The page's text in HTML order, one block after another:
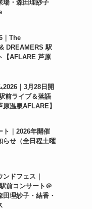
場・森田理紗子
｜The
DREAMERS 駅
【AFLARE 芦原
2026｜3月28日開
前ライブ＆落語
温泉AFLARE】
ト｜2026年開催
らせ（全日程土曜
ドフェス｜
前コンサート＠
理紗子・結香・